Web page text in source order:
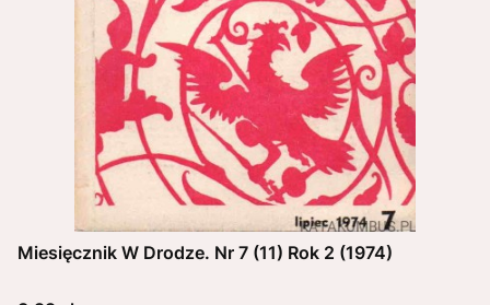
Miesięcznik W Drodze. Nr 7 (11) Rok 2 (1974)